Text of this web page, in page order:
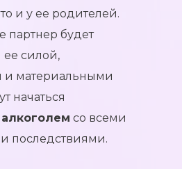
и у ее родителей.
партнер будет
ее силой,
и материальными
начаться
со всеми
последствиями.